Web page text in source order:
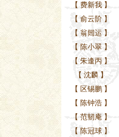
【 费新我 】
【 俞云阶 】
【 翁闿运 】
【 陈小翠 】
【 朱逢丙 】
【 沈麟 】
【 区锡鹏 】
【 陈钟浩 】
【 范韧庵 】
【 陈冠球 】
已故海上名家任政先生